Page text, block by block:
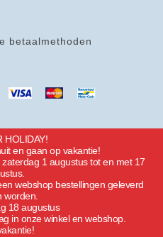
betaalmethoden
HOLIDAY!
en gaan op vakantie!
1 augustus tot en met 17
webshop bestellingen geleverd
worden.
18 augustus
in onze winkel en webshop.